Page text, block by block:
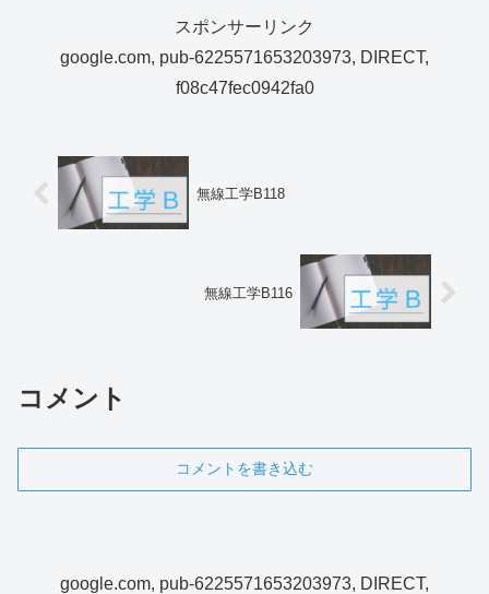
スポンサーリンク
google.com, pub-6225571653203973, DIRECT,
f08c47fec0942fa0
無線工学B118
無線工学B116
コメント
コメントを書き込む
google.com, pub-6225571653203973, DIRECT,